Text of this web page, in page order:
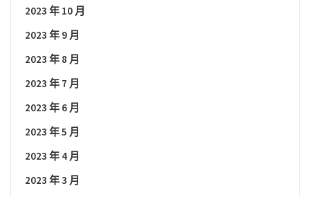
2023 年 10 月
2023 年 9 月
2023 年 8 月
2023 年 7 月
2023 年 6 月
2023 年 5 月
2023 年 4 月
2023 年 3 月